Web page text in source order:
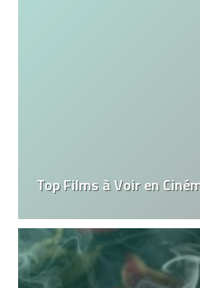
Top Films à Voir en